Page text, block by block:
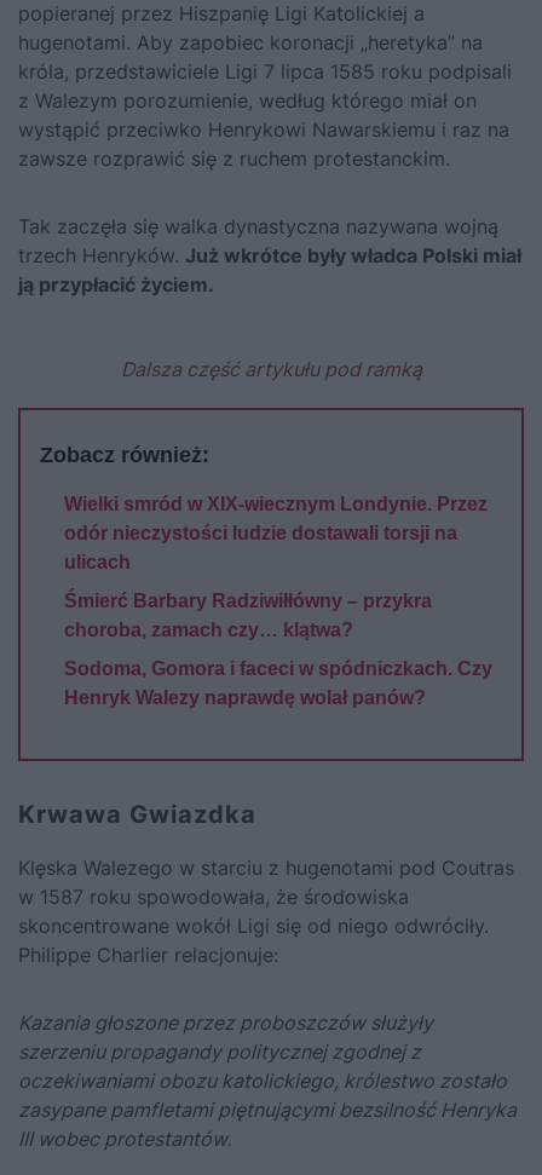
popieranej przez Hiszpanię Ligi Katolickiej a
hugenotami. Aby zapobiec koronacji „heretyka” na
króla, przedstawiciele Ligi 7 lipca 1585 roku podpisali
z Walezym porozumienie, według którego miał on
wystąpić przeciwko Henrykowi Nawarskiemu i raz na
zawsze rozprawić się z ruchem protestanckim.
Tak zaczęła się walka dynastyczna nazywana wojną
trzech Henryków. Już wkrótce były władca Polski miał
ją przypłacić życiem.
Dalsza część artykułu pod ramką
Zobacz również:
Wielki smród w XIX-wiecznym Londynie. Przez
odór nieczystości ludzie dostawali torsji na
ulicach
Śmierć Barbary Radziwiłłówny – przykra
choroba, zamach czy… klątwa?
Sodoma, Gomora i faceci w spódniczkach. Czy
Henryk Walezy naprawdę wolał panów?
Krwawa Gwiazdka
Klęska Walezego w starciu z hugenotami pod Coutras
w 1587 roku spowodowała, że środowiska
skoncentrowane wokół Ligi się od niego odwróciły.
Philippe Charlier relacjonuje:
Kazania głoszone przez proboszczów służyły
szerzeniu propagandy politycznej zgodnej z
oczekiwaniami obozu katolickiego, królestwo zostało
zasypane pamfletami piętnującymi bezsilność Henryka
III wobec protestantów.